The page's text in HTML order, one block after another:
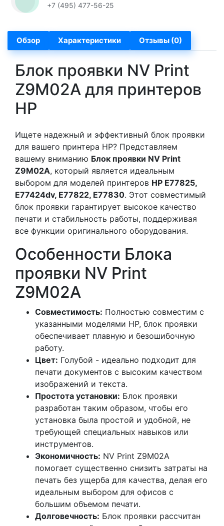
+7 (495) 477-56-25
Обзор Характеристики Отзывы (0)
Блок проявки NV Print
Z9M02A для принтеров
HP
Ищете надежный и эффективный блок проявки
для вашего принтера HP? Представляем
вашему вниманию Блок проявки NV Print
Z9M02A, который является идеальным
выбором для моделей принтеров HP E77825,
E77424dv, E77822, E77830. Этот совместимый
блок проявки гарантирует высокое качество
печати и стабильность работы, поддерживая
все функции оригинального оборудования.
Особенности Блока
проявки NV Print
Z9M02A
Совместимость: Полностью совместим с
указанными моделями HP, блок проявки
обеспечивает плавную и безошибочную
работу.
Цвет: Голубой - идеально подходит для
печати документов с высоким качеством
изображений и текста.
Простота установки: Блок проявки
разработан таким образом, чтобы его
установка была простой и удобной, не
требующей специальных навыков или
инструментов.
Экономичность: NV Print Z9M02A
помогает существенно снизить затраты на
печать без ущерба для качества, делая его
идеальным выбором для офисов с
большим объемом печати.
Долговечность: Блок проявки рассчитан